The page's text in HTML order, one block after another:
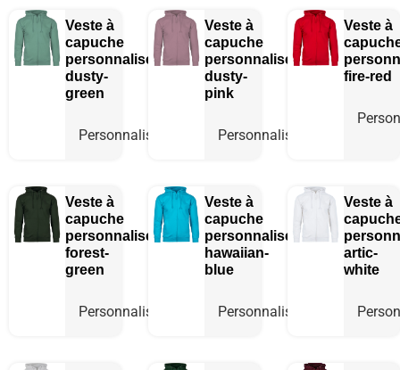
Veste à
capuche
personnalisée
dusty-
green
Personnaliser
Veste à
capuche
personnalisée
dusty-
pink
Personnaliser
Veste à
fire-red
Veste à
capuche
personnalisée
forest-
green
Personnaliser
Veste à
capuche
personnalisée
hawaiian-
blue
Personnaliser
Veste à
artic-
white